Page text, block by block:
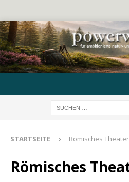
STARTSEITE Römisches
Römisches